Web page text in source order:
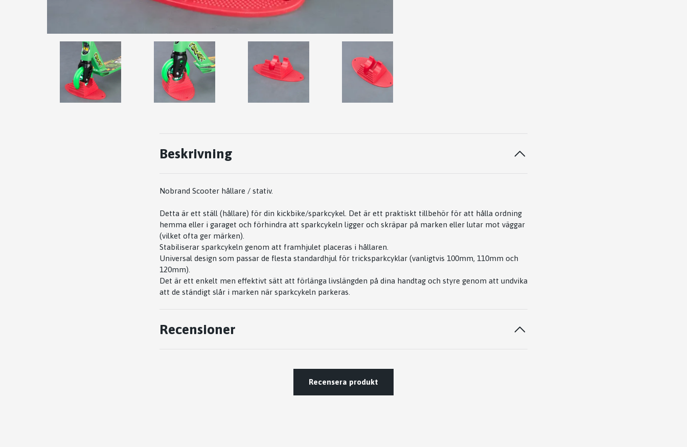
Beskrivning
Nobrand Scooter hållare / stativ.
Detta är ett ställ (hållare) för din kickbike/sparkcykel. Det är ett praktiskt tillbehör för att hålla ordning
hemma eller i garaget och förhindra att sparkcykeln ligger och skräpar på marken eller lutar mot väggar
(vilket ofta ger märken).
Stabiliserar sparkcykeln genom att framhjulet placeras i hållaren.
Universal design som passar de flesta standardhjul för tricksparkcyklar (vanligtvis 100mm, 110mm och
120mm).
Det är ett enkelt men effektivt sätt att förlänga livslängden på dina handtag och styre genom att undvika
att de ständigt slår i marken när sparkcykeln parkeras.
Recensioner
Recensera produkt